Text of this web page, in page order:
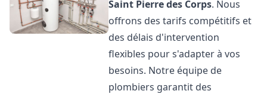
Saint Pierre des Corps. Nous
offrons des tarifs compétitifs et
des délais d'intervention
flexibles pour s'adapter à vos
besoins. Notre équipe de
plombiers garantit des